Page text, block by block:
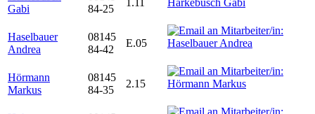
Gabi
84-25
1.11
Haselbauer
Andrea
08145
84-42
E.05
Hörmann
Markus
08145
84-35
2.15